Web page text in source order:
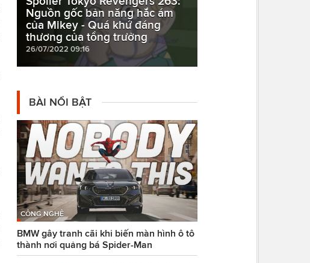
Nguồn gốc bản năng hắc ám
của Mikey - Quá khứ đáng
thương của tổng trưởng
26/07/2022 09:16
BÀI NỔI BẬT
CÔNG NGHỆ
BMW gây tranh cãi khi biến màn hình ô tô
thành nơi quảng bá Spider-Man